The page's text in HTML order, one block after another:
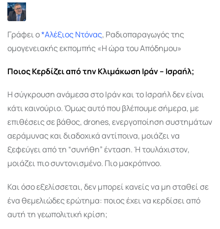
Γράφει ο*Αλέξιος Ντόνας, Ραδιοπαραγωγός της
ομογενειακής εκπομπής «Η ώρα του Απόδημου»
Ποιος Κερδίζει από την Κλιμάκωση Ιράν – Ισραήλ;
Η σύγκρουση ανάμεσα στο Ιράν και το Ισραήλ δεν είναι
κάτι καινούριο. Όμως αυτό που βλέπουμε σήμερα, με
επιθέσεις σε βάθος, drones, ενεργοποίηση συστημάτων
αεράμυνας και διαδοχικά αντίποινα, μοιάζει να
ξεφεύγει από τη “συνήθη” ένταση. Ή τουλάχιστον,
μοιάζει πιο συντονισμένο. Πιο μακρόπνοο.
Και όσο εξελίσσεται, δεν μπορεί κανείς να μη σταθεί σε
ένα θεμελιώδες ερώτημα: ποιος έχει να κερδίσει από
αυτή τη γεωπολιτική κρίση;